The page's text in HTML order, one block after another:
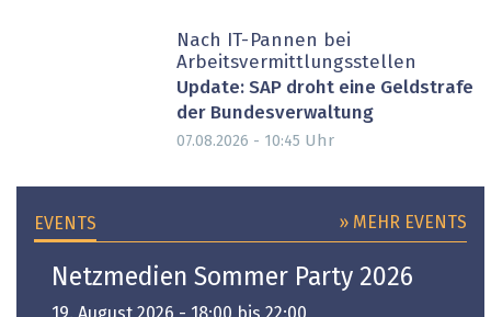
Nach IT-Pannen bei
Arbeitsvermittlungsstellen
Update: SAP droht eine Geldstrafe
der Bundesverwaltung
07.08.2026 - 10:45 Uhr
EVENTS » MEHR EVENTS
Netzmedien Sommer Party 2026